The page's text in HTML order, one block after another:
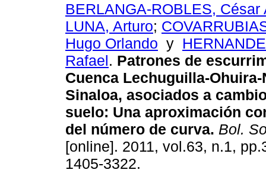
BERLANGA-ROBLES, César
LUNA, Arturo;
Hugo Orlando y
Rafael. Patrones de
Cuenca Lechuguilla-
Sinaloa, asociados a
suelo: Una aproximación
del número de curva. Bol.
[online]. 2011, vol.63, n.1,
1405-3322.